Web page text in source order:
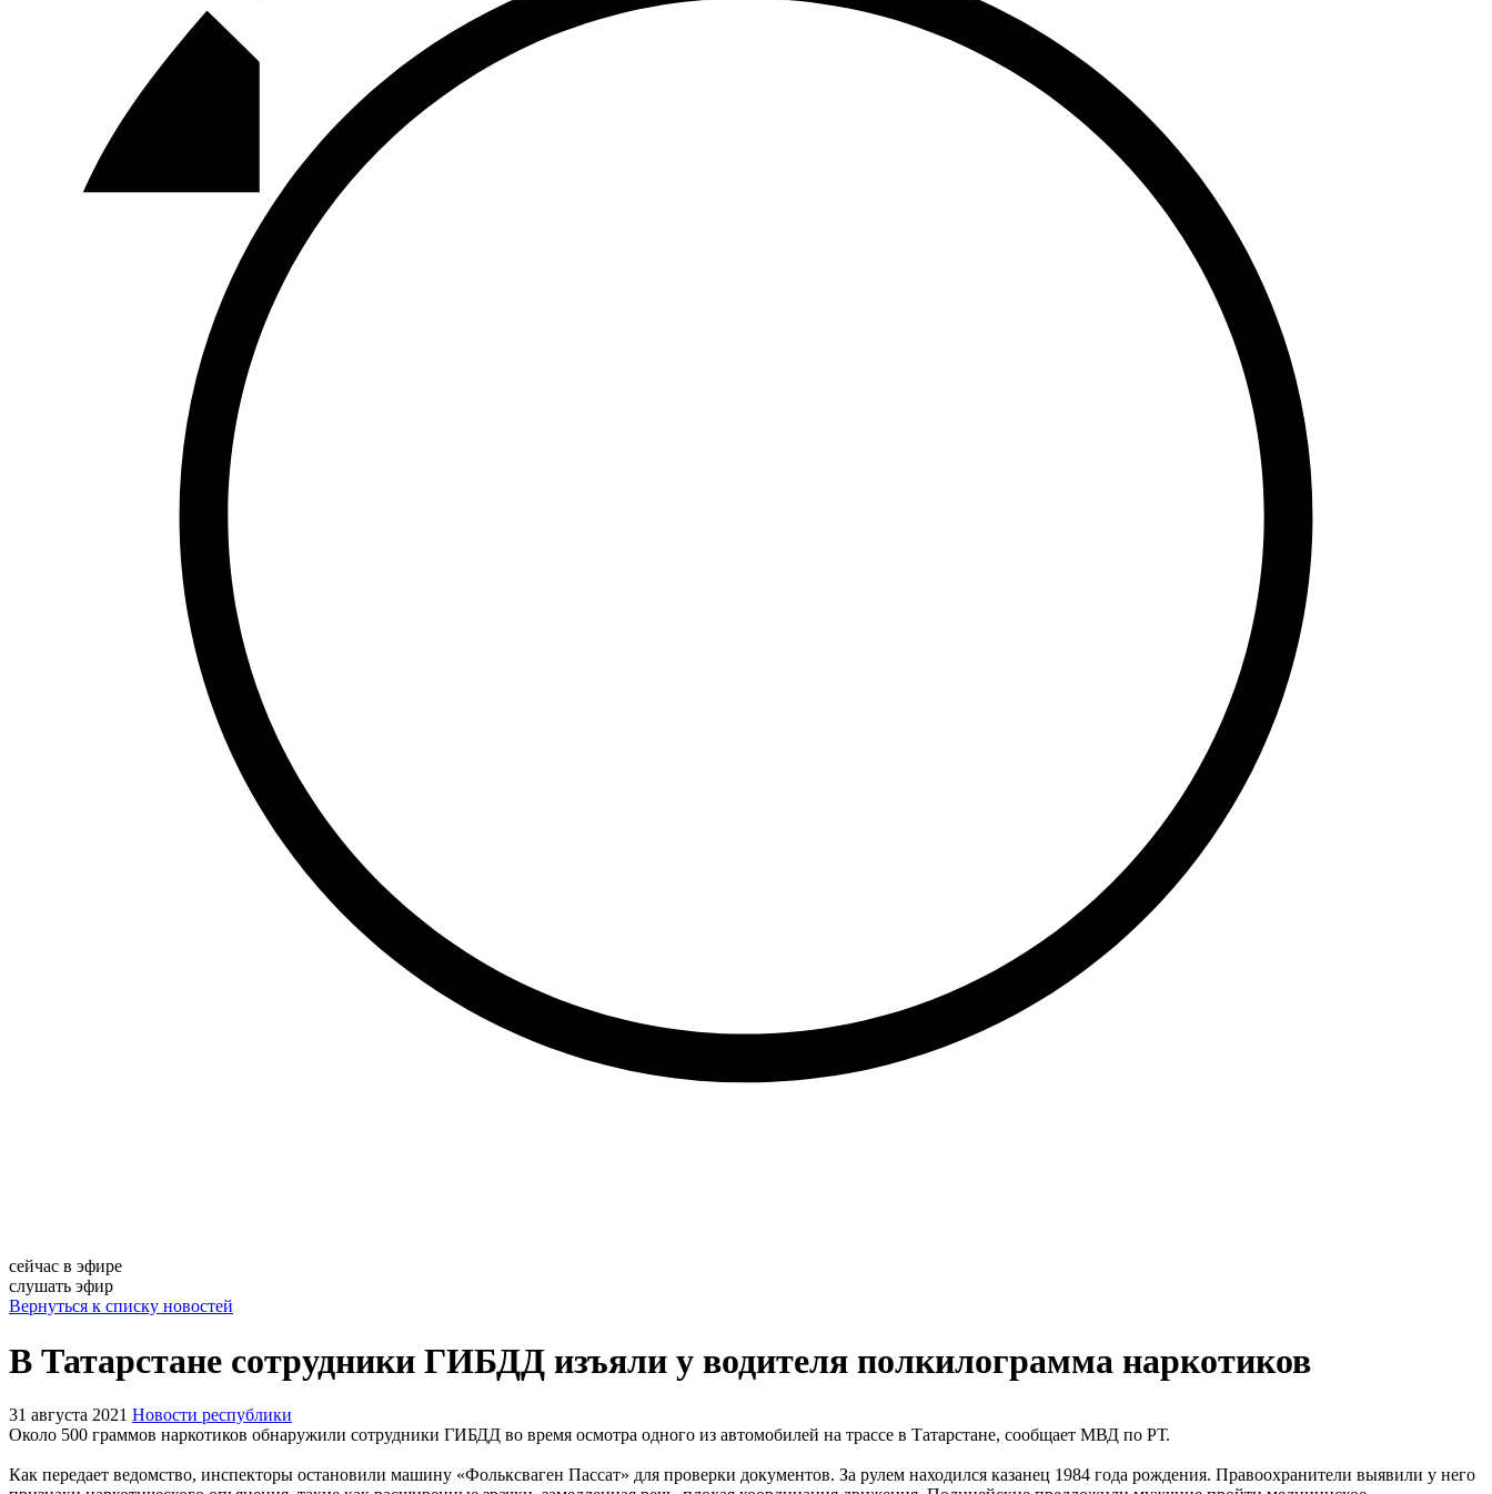
сейчас в эфире
слушать эфир
Вернуться к списку новостей
В Татарстане сотрудники ГИБДД изъяли у водителя полкилограмма наркотиков
31 августа 2021 Новости республики
Около 500 граммов наркотиков обнаружили сотрудники ГИБДД во время осмотра одного из автомобилей на трассе в Татарстане, сообщает МВД по РТ.
Как передает ведомство, инспекторы остановили машину «Фольксваген Пассат» для проверки документов. За рулем находился казанец 1984 года рождения. Правоохранители выявили у него